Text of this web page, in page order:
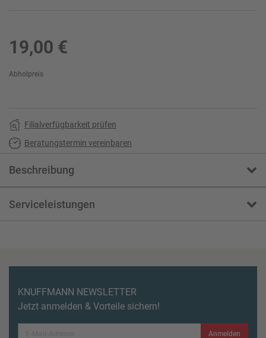
19,00 €
Abholpreis
Filialverfügbarkeit prüfen
Beratungstermin vereinbaren
Beschreibung
Serviceleistungen
KNUFFMANN NEWSLETTER
Jetzt anmelden & Vorteile sichern!
Anmelden